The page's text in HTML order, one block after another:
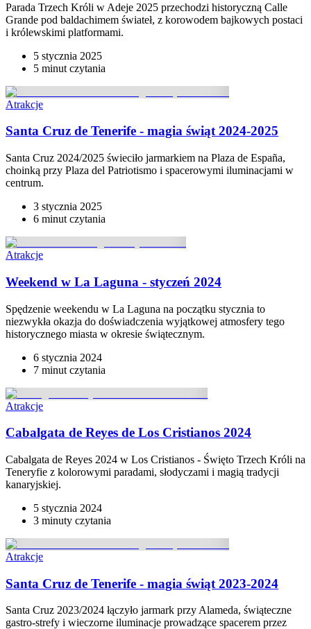
Parada Trzech Króli w Adeje 2025 przechodzi historyczną Calle
Grande pod baldachimem świateł, z korowodem bajkowych postaci
i królewskimi platformami.
5 stycznia 2025
5 minut czytania
Atrakcje
Santa Cruz de Tenerife - magia świąt 2024-2025
Santa Cruz 2024/2025 świeciło jarmarkiem na Plaza de España,
choinką przy Plaza del Patriotismo i spacerowymi iluminacjami w
centrum.
3 stycznia 2025
6 minut czytania
Atrakcje
Weekend w La Laguna - styczeń 2024
Spędzenie weekendu w La Laguna na początku stycznia to
niezwykła okazja do doświadczenia wyjątkowej atmosfery tego
historycznego miasta w okresie świątecznym.
6 stycznia 2024
7 minut czytania
Atrakcje
Cabalgata de Reyes de Los Cristianos 2024
Cabalgata de Reyes 2024 w Los Cristianos - Święto Trzech Króli na
Teneryfie z kolorowymi paradami, słodyczami i magią tradycji
kanaryjskiej.
5 stycznia 2024
3 minuty czytania
Atrakcje
Santa Cruz de Tenerife - magia świąt 2023-2024
Santa Cruz 2023/2024 łączyło jarmark przy Alameda, świąteczne
gastro-strefy i wieczorne iluminacje prowadzące spacerem przez